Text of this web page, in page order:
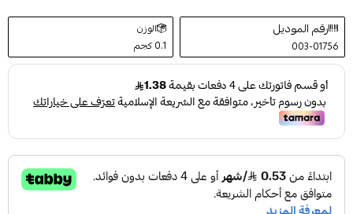
رقم الموديل
003-01756
الوزن
0.1 كجم